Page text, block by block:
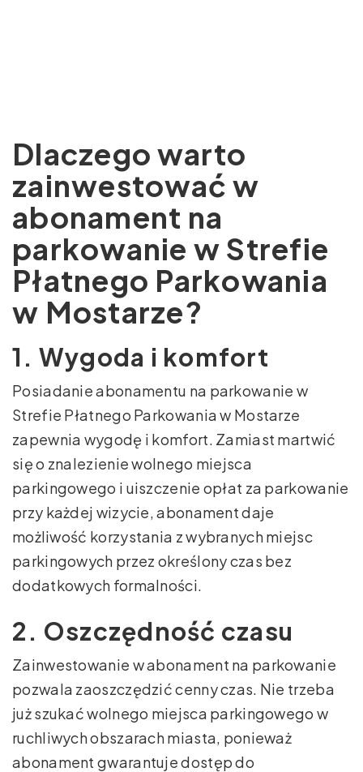
Dlaczego warto
zainwestować w
abonament na
parkowanie w Strefie
Płatnego Parkowania
w Mostarze?
1. Wygoda i komfort
Posiadanie abonamentu na parkowanie w
Strefie Płatnego Parkowania w Mostarze
zapewnia wygodę i komfort. Zamiast martwić
się o znalezienie wolnego miejsca
parkingowego i uiszczenie opłat za parkowanie
przy każdej wizycie, abonament daje
możliwość korzystania z wybranych miejsc
parkingowych przez określony czas bez
dodatkowych formalności.
2. Oszczędność czasu
Zainwestowanie w abonament na parkowanie
pozwala zaoszczędzić cenny czas. Nie trzeba
już szukać wolnego miejsca parkingowego w
ruchliwych obszarach miasta, ponieważ
abonament gwarantuje dostęp do